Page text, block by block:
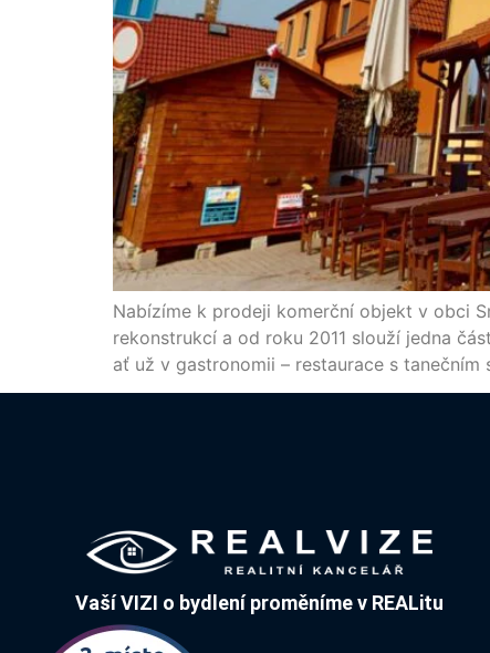
Nabízíme k prodeji komerční objekt v obci
rekonstrukcí a od roku 2011 slouží jedna
ať už v gastronomii – restaurace s
Vaší VIZI o bydlení proměníme v REALitu